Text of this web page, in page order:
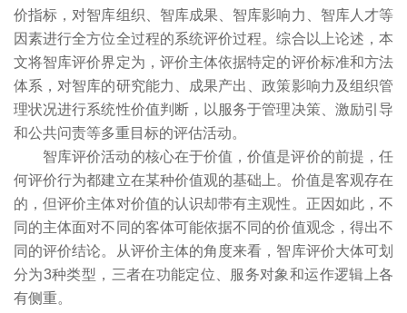
价指标，对智库组织、智库成果、智库影响力、智库人才等
因素进行全方位全过程的系统评价过程。综合以上论述，本
文将智库评价界定为，评价主体依据特定的评价标准和方法
体系，对智库的研究能力、成果产出、政策影响力及组织管
理状况进行系统性价值判断，以服务于管理决策、激励引导
和公共问责等多重目标的评估活动。
智库评价活动的核心在于价值，价值是评价的前提，任
何评价行为都建立在某种价值观的基础上。价值是客观存在
的，但评价主体对价值的认识却带有主观性。正因如此，不
同的主体面对不同的客体可能依据不同的价值观念，得出不
同的评价结论。从评价主体的角度来看，智库评价大体可划
分为3种类型，三者在功能定位、服务对象和运作逻辑上各
有侧重。